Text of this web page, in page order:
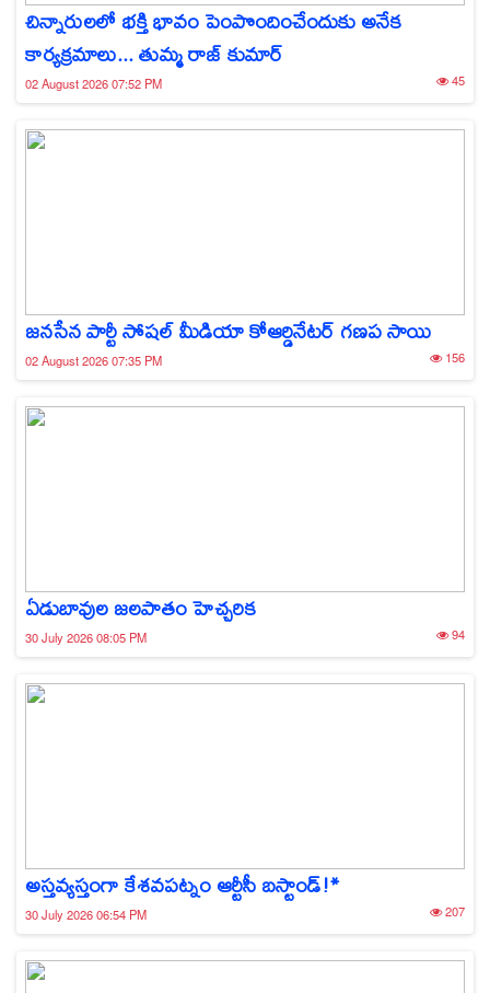
చిన్నారులలో భక్తి భావం పెంపొందించేందుకు అనేక
కార్యక్రమాలు... తుమ్మ రాజ్ కుమార్
02 August 2026 07:52 PM 45
జనసేన పార్టీ సోషల్ మీడియా కోఆర్డినేటర్ గణప సాయి
02 August 2026 07:35 PM 156
ఏడుబావుల జలపాతం హెచ్చరిక
30 July 2026 08:05 PM 94
అస్తవ్యస్తంగా కేశవపట్నం ఆర్టీసీ బస్టాండ్!*
30 July 2026 06:54 PM 207